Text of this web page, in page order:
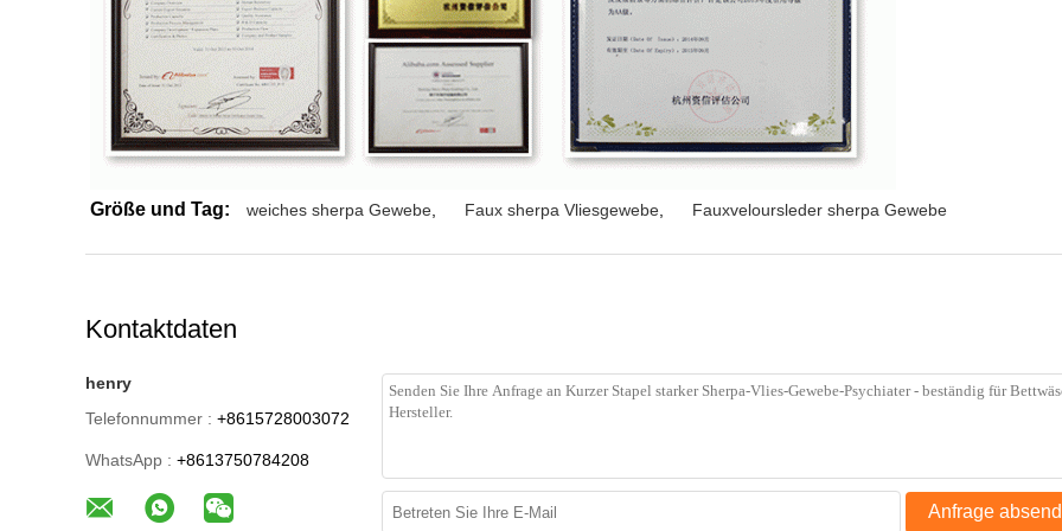
Größe und Tag: weiches sherpa Gewebe Faux sherpa Vliesgewebe Fauxveloursleder sherpa Gewebe
Kontaktdaten
henry
Telefonnummer : +8615728003072
WhatsApp : +8613750784208
Anfrage